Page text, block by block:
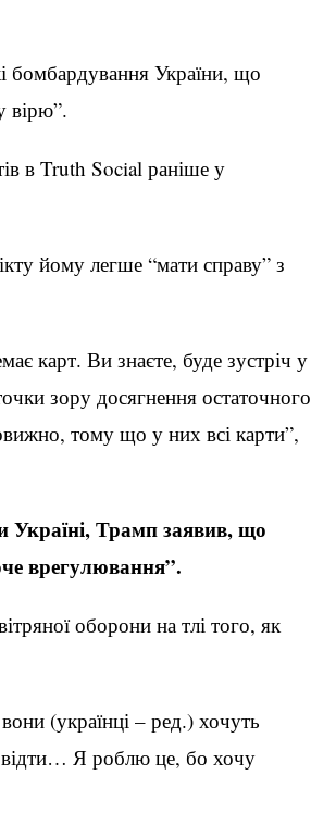
бомбардування України, що
вірю”.
в Truth Social раніше у
йому легше “мати справу” з
карт. Ви знаєте, буде зустріч у
зору досягнення остаточного
тому що у них всі карти”,
Україні, Трамп заявив, що
врегулювання”.
оборони на тлі того, як
(українці – ред.) хочуть
Я роблю це, бо хочу